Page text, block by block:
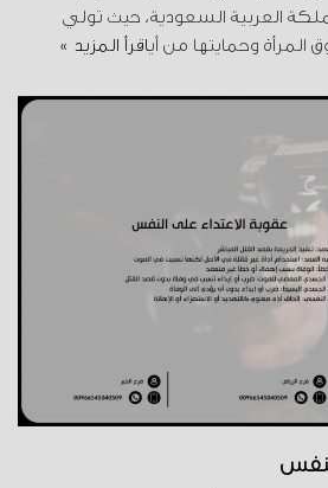
العربية السعودية، حيث تولي
المرأة وحمايتها من أياقرأ المزيد »